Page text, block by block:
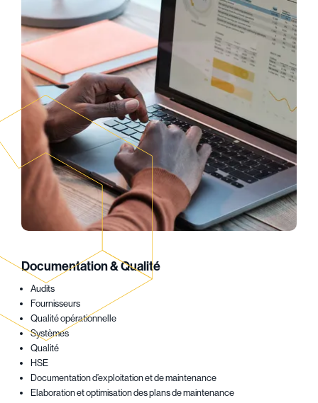
Documentation & Qualité
Audits
Fournisseurs
Qualité opérationnelle
Systèmes
Qualité
HSE
Documentation d’exploitation et de maintenance
Elaboration et optimisation des plans de maintenance